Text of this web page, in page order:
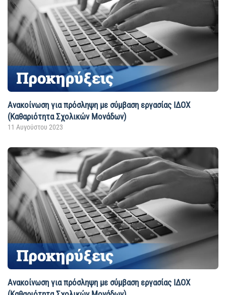
Ανακοίνωση για πρόσληψη με σύμβαση εργασίας ΙΔΟΧ
(Καθαριότητα Σχολικών Μονάδων)
11 Αυγούστου 2023
Ανακοίνωση για πρόσληψη με σύμβαση εργασίας ΙΔΟΧ